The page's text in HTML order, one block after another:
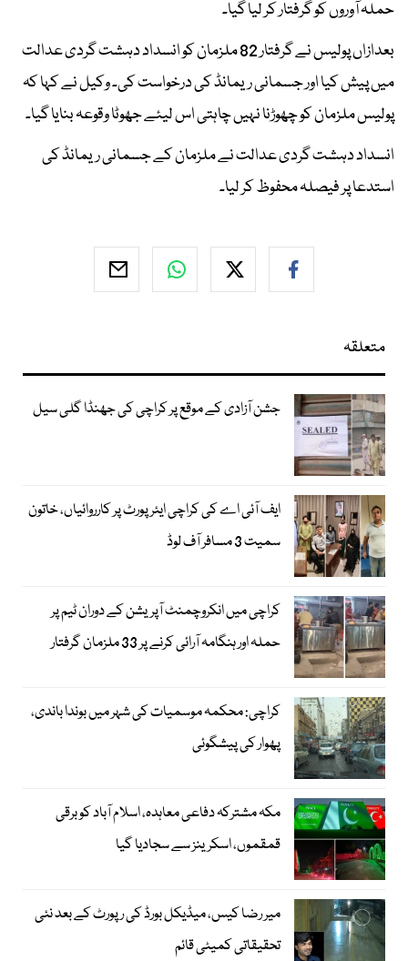
حملہ آوروں کو گرفتار کر لیا گیا۔
بعدازاں پولیس نے گرفتار 82 ملزمان کو انسداد دہشت گردی عدالت
میں پیش کیا اور جسمانی ریمانڈ کی درخواست کی۔ وکیل نے کہا کہ
پولیس ملزمان کو چھوڑنا نہیں چاہتی اس لیئے جھوٹا وقوعہ بنایا گیا۔
انسداد دہشت گردی عدالت نے ملزمان کے جسمانی ریمانڈ کی
استدعا پر فیصلہ محفوظ کر لیا۔
متعلقہ
جشن آزادی کے موقع پر کراچی کی جھنڈا گلی سیل
ایف آئی اے کی کراچی ایئرپورٹ پر کارروائیاں، خاتون
سمیت 3 مسافر آف لوڈ
کراچی میں انکروچمنٹ آپریشن کے دوران ٹیم پر
حملہ اور ہنگامہ آرائی کرنے پر 33 ملزمان گرفتار
کراچی: محکمہ موسمیات کی شہر میں بوندا باندی،
پھوار کی پیشگوئی
مکہ مشترکہ دفاعی معاہدہ، اسلام آباد کو برقی
قمقموں، اسکرینز سے سجادیا گیا
میر رضا کیس، میڈیکل بورڈ کی رپورٹ کے بعد نئی
تحقیقاتی کمیٹی قائم